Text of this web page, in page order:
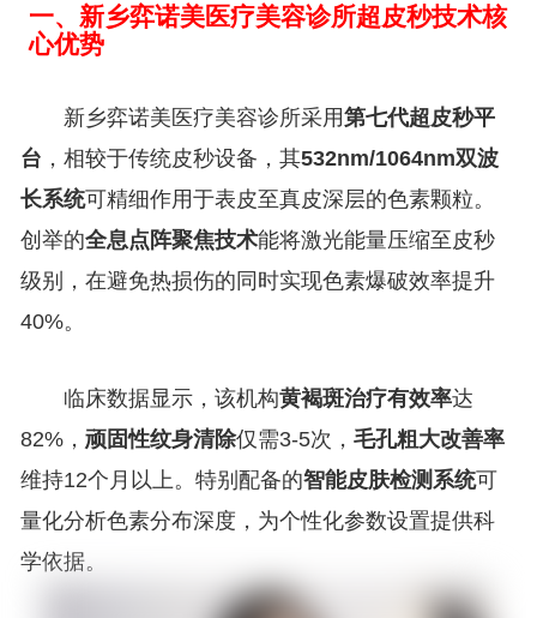
一、新乡弈诺美医疗美容诊所超皮秒技术核
心优势
新乡弈诺美医疗美容诊所采用第七代超皮秒平
台 ，相较于传统皮秒设备，其532nm/1064nm双波
长系统可精细作用于表皮至真皮深层的色素颗粒。
创举的全息点阵聚焦技术能将激光能量压缩至皮秒
级别，在避免热损伤的同时实现色素爆破效率提升
40%。
临床数据显示，该机构黄褐斑治疗有效率达
82%， 顽固性纹身清除仅需3-5次， 毛孔粗大改善率
维持12个月以上。特别配备的智能皮肤检测系统可
量化分析色素分布深度，为个性化参数设置提供科
学依据。